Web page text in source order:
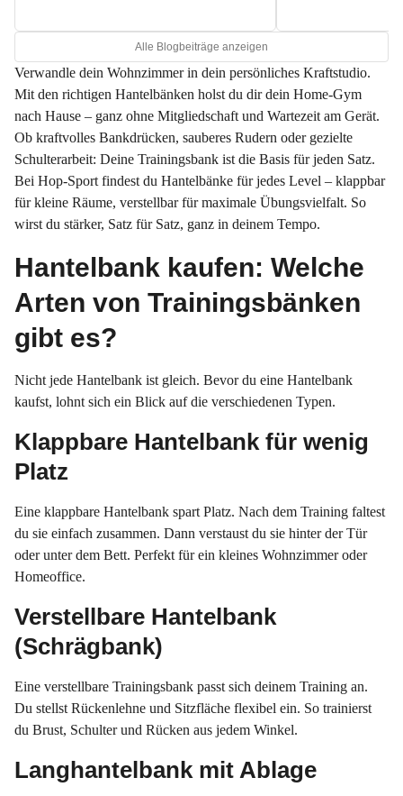
Alle Blogbeiträge anzeigen
Verwandle dein Wohnzimmer in dein persönliches Kraftstudio.
Mit den richtigen Hantelbänken holst du dir dein Home-Gym
nach Hause – ganz ohne Mitgliedschaft und Wartezeit am Gerät.
Ob kraftvolles Bankdrücken, sauberes Rudern oder gezielte
Schulterarbeit: Deine Trainingsbank ist die Basis für jeden Satz.
Bei Hop-Sport findest du Hantelbänke für jedes Level – klappbar
für kleine Räume, verstellbar für maximale Übungsvielfalt. So
wirst du stärker, Satz für Satz, ganz in deinem Tempo.
Hantelbank kaufen: Welche
Arten von Trainingsbänken
gibt es?
Nicht jede Hantelbank ist gleich. Bevor du eine Hantelbank
kaufst, lohnt sich ein Blick auf die verschiedenen Typen.
Klappbare Hantelbank für wenig
Platz
Eine klappbare Hantelbank spart Platz. Nach dem Training faltest
du sie einfach zusammen. Dann verstaust du sie hinter der Tür
oder unter dem Bett. Perfekt für ein kleines Wohnzimmer oder
Homeoffice.
Verstellbare Hantelbank
(Schrägbank)
Eine verstellbare Trainingsbank passt sich deinem Training an.
Du stellst Rückenlehne und Sitzfläche flexibel ein. So trainierst
du Brust, Schulter und Rücken aus jedem Winkel.
Langhantelbank mit Ablage